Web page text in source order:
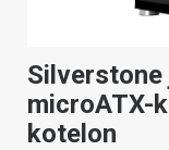
Silverstone
microATX-
kotelon